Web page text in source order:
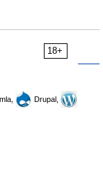
18+
Drupal,